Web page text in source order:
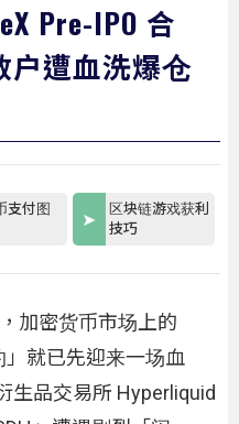
Pre-IPO 合
遭血洗爆仓
支付图
区块链游戏获利
技巧
加密货币市场上的
」就已先迎来一场血
生品交易所 Hyperliquid